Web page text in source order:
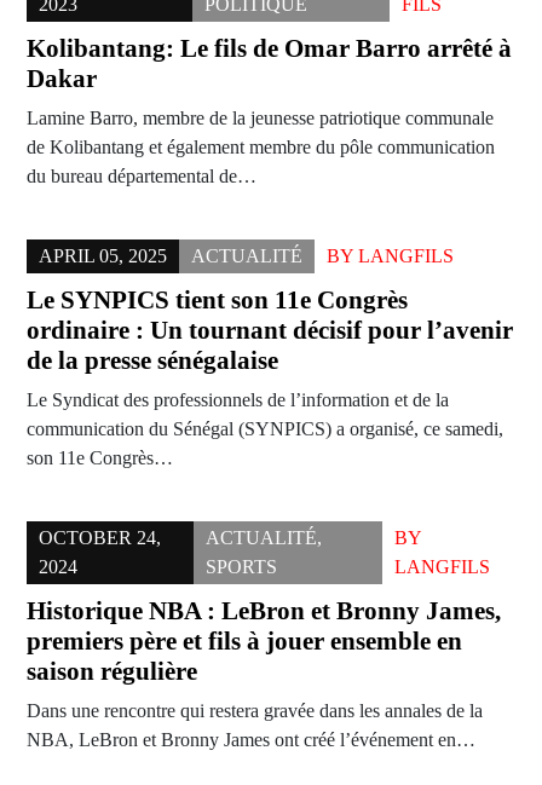
2023
POLITIQUE
FILS
Kolibantang: Le fils de Omar Barro arrêté à
Dakar
Lamine Barro, membre de la jeunesse patriotique communale
de Kolibantang et également membre du pôle communication
du bureau départemental de…
APRIL 05, 2025 ACTUALITÉ BY LANGFILS
Le SYNPICS tient son 11e Congrès
ordinaire : Un tournant décisif pour l’avenir
de la presse sénégalaise
Le Syndicat des professionnels de l’information et de la
communication du Sénégal (SYNPICS) a organisé, ce samedi,
son 11e Congrès…
OCTOBER 24,
2024
ACTUALITÉ,
SPORTS
BY
LANGFILS
Historique NBA : LeBron et Bronny James,
premiers père et fils à jouer ensemble en
saison régulière
Dans une rencontre qui restera gravée dans les annales de la
NBA, LeBron et Bronny James ont créé l’événement en…